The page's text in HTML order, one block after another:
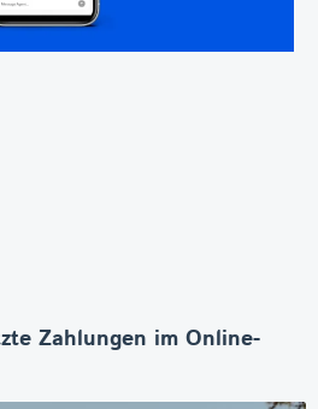
Zahlungen im Online-